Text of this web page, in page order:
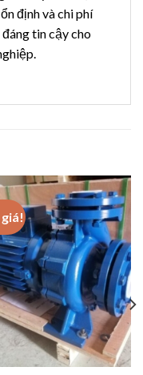
định và chi phí
tin cậy cho
giá!